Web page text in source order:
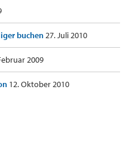
buchen27. Juli 2010
2009
12. Oktober 2010